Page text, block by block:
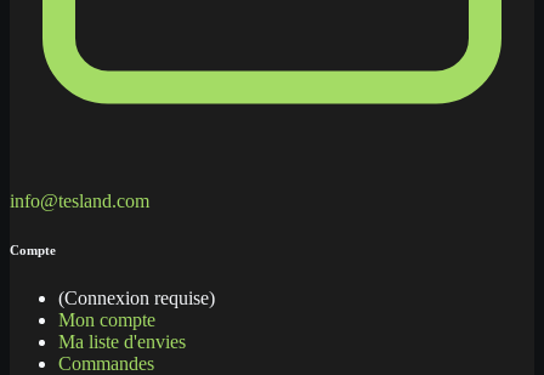
info@tesland.com
Compte
(Connexion requise)
Mon compte
Ma liste d'envies
Commandes